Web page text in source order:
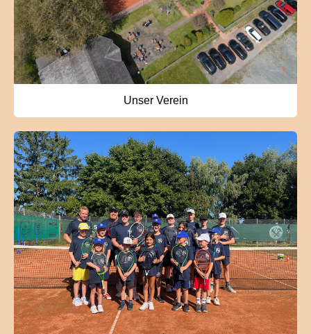
Unser Verein